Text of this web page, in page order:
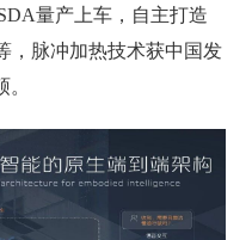
量产上车，自主打造
，脉冲加热技术获中国发